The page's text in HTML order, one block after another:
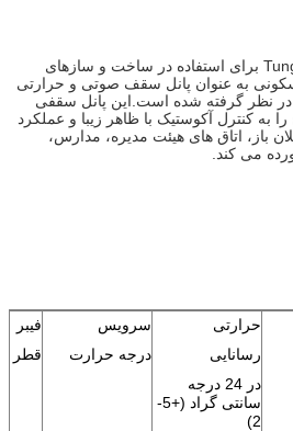
پانل های سقفی آکوستیک Tungkin برای استفاده در ساخت و سازهای
به عنوان پانل سقف صوتی و حرارتی
نظر گرفته شده است.این پانل سقفی
به کنترل آکوستیک با ظاهر زیبا و عملکرد
باز، اتاق های هیئت مدیره، مدارس،
می کند.
حرارتی
رسانایی
در 24 درجه
سانتی گراد (+5-
2)
سرویس
درجه حرارت
فیبر
قطر